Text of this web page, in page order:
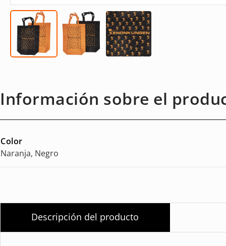
Información sobre el
Color
Naranja, Negro
Descripción del producto